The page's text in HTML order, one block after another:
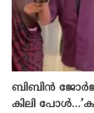
ബിബിൻ
കിലി